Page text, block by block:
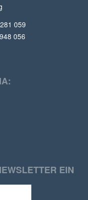
059
056
EIN